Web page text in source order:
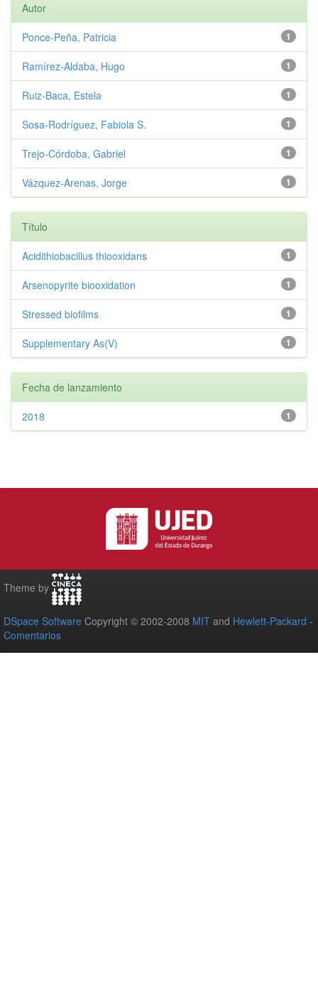
Autor
1
Ponce‑Peña, Patricia
1
Ramírez‑Aldaba, Hugo
1
Ruiz‑Baca, Estela
1
Sosa‑Rodríguez, Fabiola S.
1
Trejo‑Córdoba, Gabriel
1
Vázquez‑Arenas, Jorge
Título
1
Acidithiobacillus thiooxidans
1
Arsenopyrite biooxidation
1
Stressed biofilms
1
Supplementary As(V)
Fecha de lanzamiento
1
2018
Theme by
DSpace Software Copyright © 2002-2008 MIT and Hewlett-Packard -
Comentarios